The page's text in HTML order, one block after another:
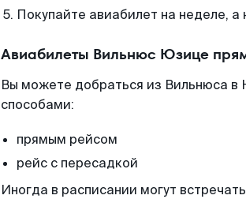
Покупайте авиабилет на неделе, а
Авиабилеты Вильнюс Юзице
Вы можете добраться из Вильнюса
способами:
прямым рейсом
рейс с пересадкой
Иногда в расписании могут